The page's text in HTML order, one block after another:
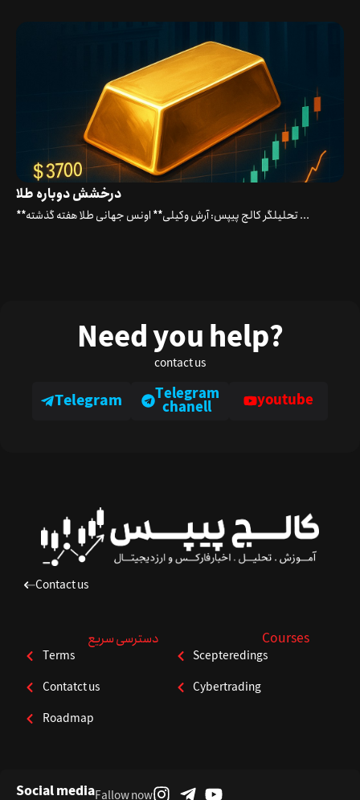
درخشش دوباره طلا
**تحلیلگر کالج پیپس: آرش وکیلی** اونس جهانی طلا هفته گذشته ...
Need you help?
contact us
Telegram Telegram
chanell youtube
Contact us
دسترسی سریع
Terms
Contatct us
Roadmap
Courses
Scepteredings
Cybertrading
Social mediaFallow now